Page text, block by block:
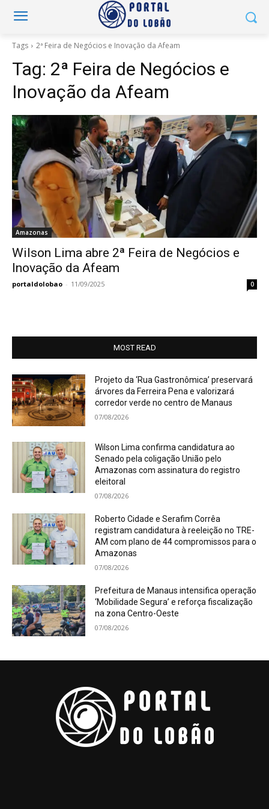
Tags 2ª Feira de Negócios e Inovação da Afeam
Tag: 2ª Feira de Negócios e
Inovação da Afeam
Amazonas
Wilson Lima abre 2ª Feira de Negócios e
Inovação da Afeam
portaldolobao - 11/09/2025 0
MOST READ
Projeto da ‘Rua Gastronômica’ preservará
árvores da Ferreira Pena e valorizará
corredor verde no centro de Manaus
07/08/2026
Wilson Lima confirma candidatura ao
Senado pela coligação União pelo
Amazonas com assinatura do registro
eleitoral
07/08/2026
Roberto Cidade e Serafim Corrêa
registram candidatura à reeleição no TRE-
AM com plano de 44 compromissos para o
Amazonas
07/08/2026
Prefeitura de Manaus intensifica operação
‘Mobilidade Segura’ e reforça fiscalização
na zona Centro-Oeste
07/08/2026